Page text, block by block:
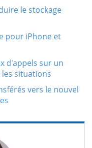
le stockage
pour iPhone et
d'appels sur un
situations
vers le nouvel